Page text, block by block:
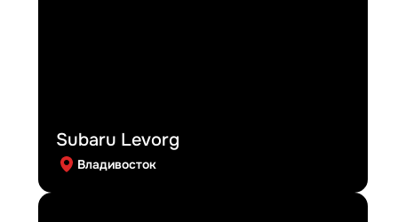
Subaru Levorg
Владивосток